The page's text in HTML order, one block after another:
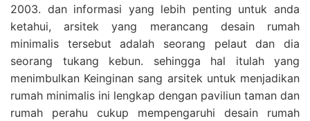
2003. dan informasi yang lebih penting untuk anda
ketahui, arsitek yang merancang desain rumah
minimalis tersebut adalah seorang pelaut dan dia
seorang tukang kebun. sehingga hal itulah yang
menimbulkan Keinginan sang arsitek untuk menjadikan
rumah minimalis ini lengkap dengan paviliun taman dan
rumah perahu cukup mempengaruhi desain rumah